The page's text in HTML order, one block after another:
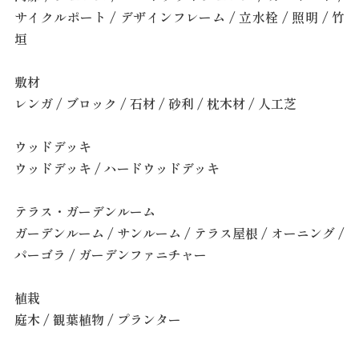
サイクルポート / デザインフレーム / 立水栓 / 照明 / 竹
垣
敷材
レンガ / ブロック / 石材 / 砂利 / 枕木材 / 人工芝
ウッドデッキ
ウッドデッキ / ハードウッドデッキ
テラス・ガーデンルーム
ガーデンルーム / サンルーム / テラス屋根 / オーニング /
パーゴラ / ガーデンファニチャー
植栽
庭木 / 観葉植物 / プランター